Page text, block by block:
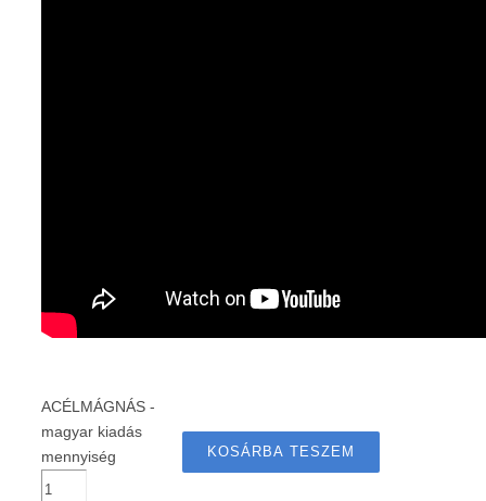
ACÉLMÁGNÁS -
magyar kiadás
mennyiség
KOSÁRBA TESZEM